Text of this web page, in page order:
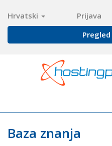
Hrvatski Prijava
Baza znanja